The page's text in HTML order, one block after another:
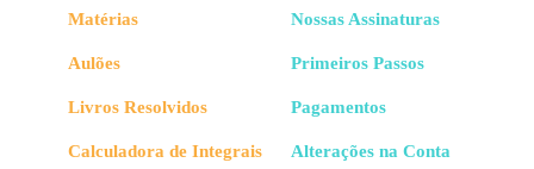
Matérias
Aulões
Livros Resolvidos
Calculadora de Integrais
Nossas Assinaturas
Primeiros Passos
Pagamentos
Alterações na Conta